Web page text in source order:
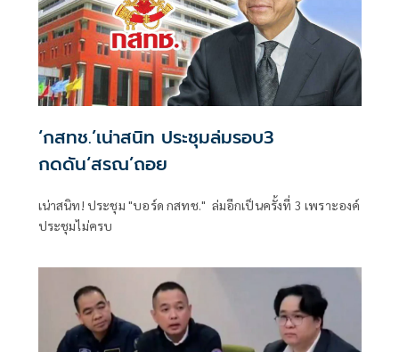
‘กสทช.’เน่าสนิท ประชุมล่มรอบ3
กดดัน‘สรณ’ถอย
เน่าสนิท! ประชุม "บอร์ด กสทช." ล่มอีกเป็นครั้งที่ 3 เพราะองค์
ประชุมไม่ครบ